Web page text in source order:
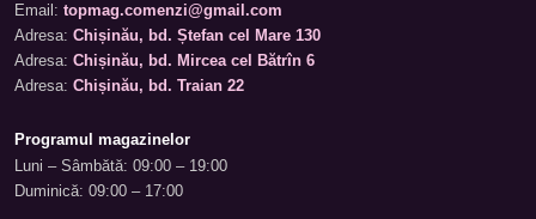
Email: topmag.comenzi@gmail.com
Adresa: Chișinău, bd. Ștefan cel Mare 130
Adresa: Chișinău, bd. Mircea cel Bătrîn 6
Adresa: Chișinău, bd. Traian 22
Programul magazinelor
Luni – Sâmbătă: 09:00 – 19:00
Duminică: 09:00 – 17:00